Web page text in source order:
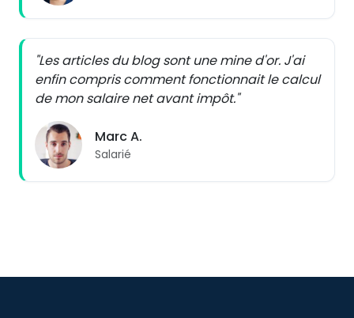
"Les articles du blog sont une mine d'or. J'ai
enfin compris comment fonctionnait le calcul
de mon salaire net avant impôt."
Marc A.
Salarié